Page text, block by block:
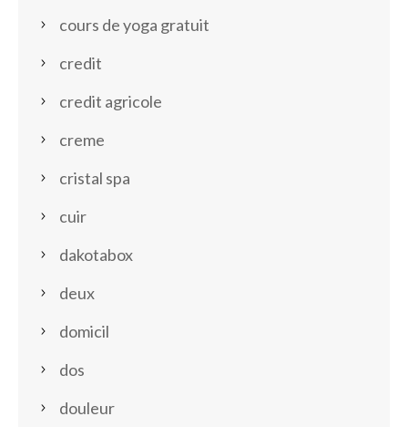
cours de yoga gratuit
credit
credit agricole
creme
cristal spa
cuir
dakotabox
deux
domicil
dos
douleur